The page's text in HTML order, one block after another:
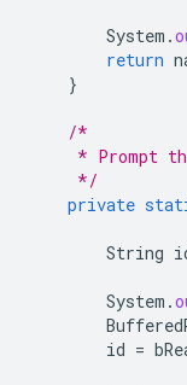
System .
return
}
/*
* Prompt
     */
private
String
System .
id =